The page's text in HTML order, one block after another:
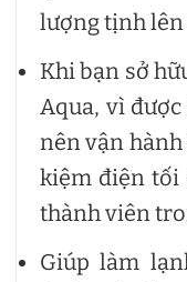
lượng tịnh lên
Khi bạn sở
Aqua, vì
nên vận
kiệm điện tối
thành viên
Giúp làm